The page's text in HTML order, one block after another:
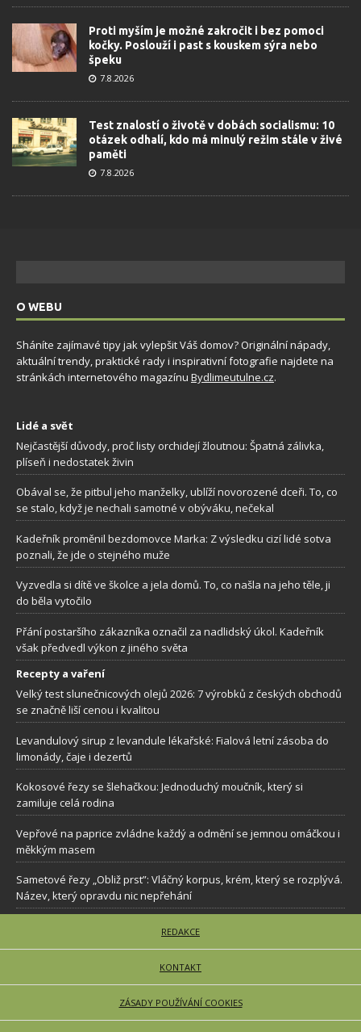
Proti myším je možné zakročit i bez pomoci
kočky. Poslouží i past s kouskem sýra nebo
špeku
7.8.2026
Test znalostí o životě v dobách socialismu: 10
otázek odhalí, kdo má minulý režim stále v živé
paměti
7.8.2026
O WEBU
Sháníte zajímavé tipy jak vylepšit Váš domov? Originální nápady,
aktuální trendy, praktické rady i inspirativní fotografie najdete na
stránkách internetového magazínu Bydlimeutulne.cz.
Lidé a svět
Nejčastější důvody, proč listy orchidejí žloutnou: Špatná zálivka,
plíseň i nedostatek živin
Obával se, že pitbul jeho manželky, ublíží novorozené dceři. To, co
se stalo, když je nechali samotné v obýváku, nečekal
Kadeřník proměnil bezdomovce Marka: Z výsledku cizí lidé sotva
poznali, že jde o stejného muže
Vyzvedla si dítě ve školce a jela domů. To, co našla na jeho těle, ji
do běla vytočilo
Přání postaršího zákazníka označil za nadlidský úkol. Kadeřník
však předvedl výkon z jiného světa
Recepty a vaření
Velký test slunečnicových olejů 2026: 7 výrobků z českých obchodů
se značně liší cenou i kvalitou
Levandulový sirup z levandule lékařské: Fialová letní zásoba do
limonády, čaje i dezertů
Kokosové řezy se šlehačkou: Jednoduchý moučník, který si
zamiluje celá rodina
Vepřové na paprice zvládne každý a odmění se jemnou omáčkou i
měkkým masem
Sametové řezy „Obliž prst”: Vláčný korpus, krém, který se rozplývá.
Název, který opravdu nic nepřehání
REDAKCE
KONTAKT
ZÁSADY POUŽÍVÁNÍ COOKIES